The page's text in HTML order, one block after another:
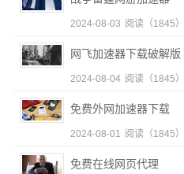
2024-08-03 阅读（1845）
网飞加速器下载破解版
2024-08-04 阅读（1845）
免费外网加速器下载
2024-08-01 阅读（1845）
免费在线网页代理